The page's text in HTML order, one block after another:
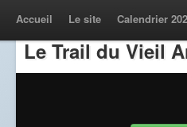
Accueil Le site Calendrier
Le Trail du Vieil